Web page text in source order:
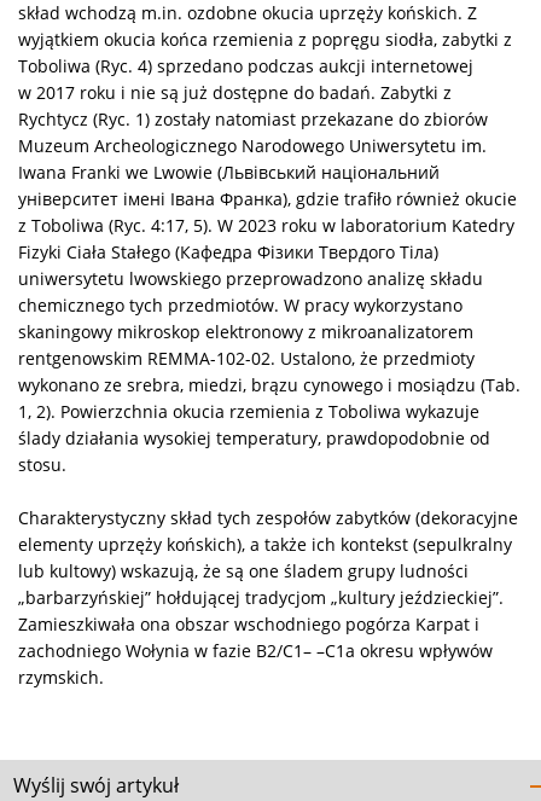
skład wchodzą m.in. ozdobne okucia uprzęży końskich. Z
wyjątkiem okucia końca rzemienia z popręgu siodła, zabytki z
Toboliwa (Ryc. 4) sprzedano podczas aukcji internetowej
w 2017 roku i nie są już dostępne do badań. Zabytki z
Rychtycz (Ryc. 1) zostały natomiast przekazane do zbiorów
Muzeum Archeologicznego Narodowego Uniwersytetu im.
Iwana Franki we Lwowie (Львівський національний
університет імені Івана Франка), gdzie trafiło również okucie
z Toboliwa (Ryc. 4:17, 5). W 2023 roku w laboratorium Katedry
Fizyki Ciała Stałego (Кафедра Фізики Твердого Тіла)
uniwersytetu lwowskiego przeprowadzono analizę składu
chemicznego tych przedmiotów. W pracy wykorzystano
skaningowy mikroskop elektronowy z mikroanalizatorem
rentgenowskim REMMA-102-02. Ustalono, że przedmioty
wykonano ze srebra, miedzi, brązu cynowego i mosiądzu (Tab.
1, 2). Powierzchnia okucia rzemienia z Toboliwa wykazuje
ślady działania wysokiej temperatury, prawdopodobnie od
stosu.
Charakterystyczny skład tych zespołów zabytków (dekoracyjne
elementy uprzęży końskich), a także ich kontekst (sepulkralny
lub kultowy) wskazują, że są one śladem grupy ludności
„barbarzyńskiej” hołdującej tradycjom „kultury jeździeckiej”.
Zamieszkiwała ona obszar wschodniego pogórza Karpat i
zachodniego Wołynia w fazie B2/C1– –C1a okresu wpływów
rzymskich.
Wyślij swój artykuł